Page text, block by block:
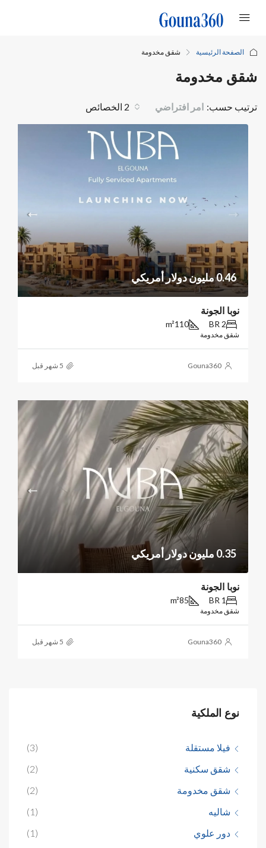
الصفحة الرئيسية شقق مخدومة
شقق مخدومة
2 الخصائص ترتيب حسب: امر افتراضي
0.46 مليون دولار أمريكي
نوبا الجونة
2 BR
110
m²
شقق مخدومة
Gouna360
0.35 مليون دولار أمريكي
نوبا الجونة
1 BR
85
m²
شقق مخدومة
Gouna360
نوع الملكية
فيلا مستقلة
(3)
شقق سكنية
(2)
شقق مخدومة
(2)
شاليه
(1)
دور علوي
(1)